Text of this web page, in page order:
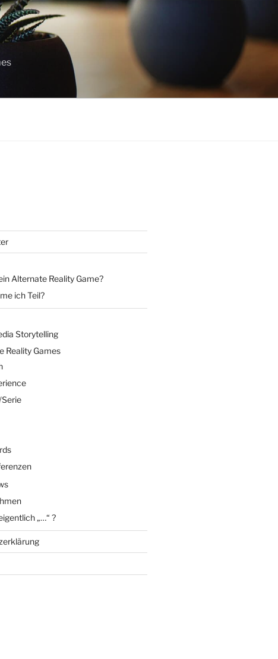
Alternate Reality Game?
ich Teil?
Storytelling
Reality Games
„…“ ?